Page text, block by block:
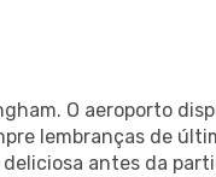
O aeroporto
lembranças de
antes da